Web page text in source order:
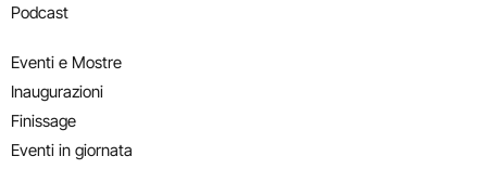
Podcast
Eventi e Mostre
Inaugurazioni
Finissage
Eventi in giornata